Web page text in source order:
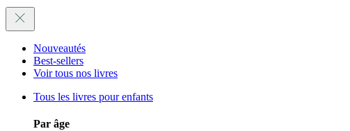
Nouveautés
Best-sellers
Voir tous nos livres
Tous les livres pour enfants
Par âge